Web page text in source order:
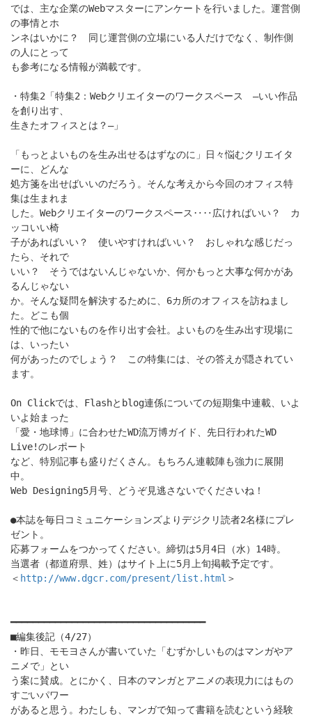
では、主な企業のWebマスターにアンケートを行いました。運営側
の事情とホ
ンネはいかに？ 同じ運営側の立場にいる人だけでなく、制作側
の人にとって
も参考になる情報が満載です。
・特集2「特集2：Webクリエイターのワークスペース ―いい作品
を創り出す、
生きたオフィスとは？―」
「もっとよいものを生み出せるはずなのに」日々悩むクリエイタ
ーに、どんな
処方箋を出せばいいのだろう。そんな考えから今回のオフィス特
集は生まれま
した。Webクリエイターのワークスペース‥‥広ければいい？ カ
ッコいい椅
子があればいい？ 使いやすければいい？ おしゃれな感じだっ
たら、それで
いい？ そうではないんじゃないか、何かもっと大事な何かがあ
るんじゃない
か。そんな疑問を解決するために、6カ所のオフィスを訪ねまし
た。どこも個
性的で他にないものを作り出す会社。よいものを生み出す現場に
は、いったい
何があったのでしょう？ この特集には、その答えが隠されてい
ます。
On Clickでは、Flashとblog連係についての短期集中連載、いよ
いよ始まった
「愛・地球博」に合わせたWD流万博ガイド、先日行われたWD
Live!のレポート
など、特別記事も盛りだくさん。もちろん連載陣も強力に展開
中。
Web Designing5月号、どうぞ見逃さないでくださいね！
●本誌を毎日コミュニケーションズよりデジクリ読者2名様にプレ
ゼント。
応募フォームをつかってください。締切は5月4日（水）14時。
当選者（都道府県、姓）はサイト上に5月上旬掲載予定です。
＜ http://www.dgcr.com/present/list.html ＞
━━━━━━━━━━━━━━━━━━━━━━━━━━━━━━━━━━━
■編集後記（4/27）
・昨日、モモヨさんが書いていた「むずかしいものはマンガやア
ニメで」とい
う案に賛成。とにかく、日本のマンガとアニメの表現力にはもの
すごいパワー
があると思う。わたしも、マンガで知って書籍を読むという経験